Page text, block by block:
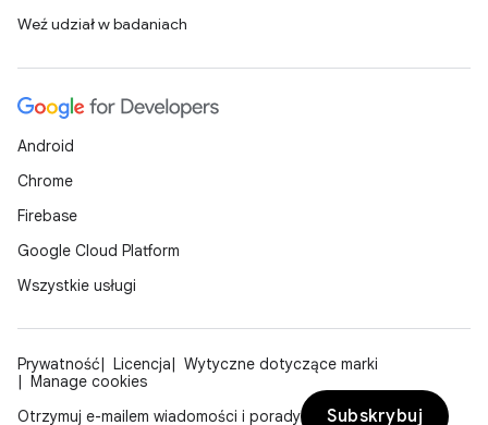
Weź udział w badaniach
Android
Chrome
Firebase
Google Cloud Platform
Wszystkie usługi
Prywatność Licencja
Wytyczne dotyczące marki
Manage cookies
Otrzymuj e-mailem wiadomości i porady
Subskrybuj